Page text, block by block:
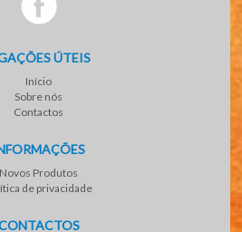
ÚTEIS
Início
Sobre nós
Contactos
Novos Produtos
de privacidade